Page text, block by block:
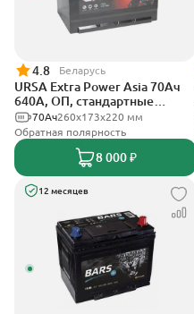
4.8 Беларусь
URSA Extra Power Asia 70Ач
640А, ОП, стандартные
клеммы260x173x220 мм
70Ач
Обратная полярность
8 000 ₽
12 месяцев